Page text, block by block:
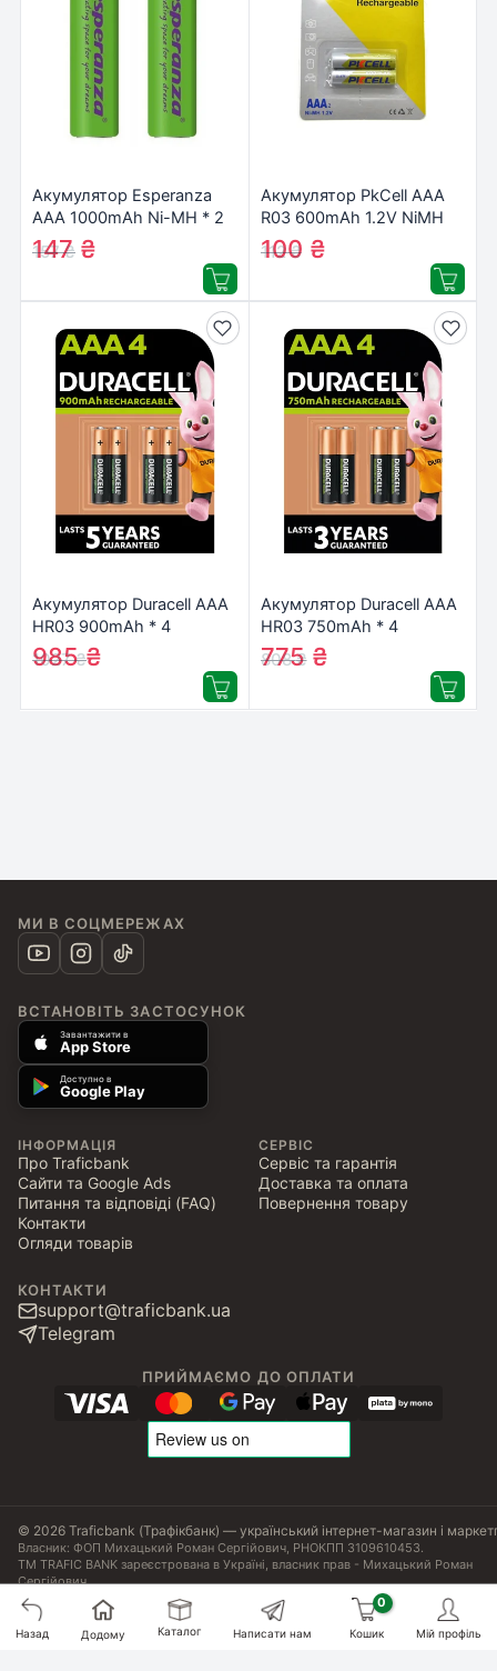
Акумулятор Esperanza
AAA 1000mAh Ni-MH * 2
green (EZA101G)
157₴
147₴
Акумулятор PkCell AAA
R03 600mAh 1.2V NiMH
Rechargeable Battery,
2шт/бл (PC/AAA600-2BR)
112₴
100 ₴
Акумулятор Duracell AAA
HR03 900mAh * 4
(5005015)
1027₴
985₴
Акумулятор Duracell AAA
HR03 750mAh * 4
(5007331)
808₴
775₴
МИ В СОЦМЕРЕЖАХ
ВСТАНОВІТЬ ЗАСТОСУНОК
Завантажити в
App Store
Доступно в
Google Play
ІНФОРМАЦІЯ
Про Traficbank
Сайти та Google Ads
Питання та відповіді (FAQ)
Контакти
Огляди товарів
СЕРВІС
Сервіс та гарантія
Доставка та оплата
Повернення товару
КОНТАКТИ
support@traficbank.ua
Telegram
ПРИЙМАЄМО ДО ОПЛАТИ
© 2026 Traficbank (Трафікбанк) — український інтернет-магазин і
Власник: ФОП Михацький Роман Сергійович, РНОКПП 3109610453.
ТМ TRAFIC BANK зареєстрована в Україні, власник прав - Михацький Роман
Сергійович.
Угода користувача Політика конфіденційності
Публічна оферта
Налаштування CookiesСертифікати, ліцензії та патенти
Назад Додому Каталог Написати нам Кошик Мій профіль